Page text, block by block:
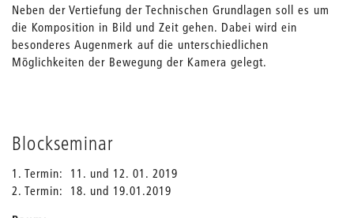
Neben der Vertiefung der Technischen Grundlagen soll es um
die Komposition in Bild und Zeit gehen. Dabei wird ein
besonderes Augenmerk auf die unterschiedlichen
Möglichkeiten der Bewegung der Kamera gelegt.
Blockseminar
1. Termin: 11. und 12. 01. 2019
2. Termin: 18. und 19.01.2019